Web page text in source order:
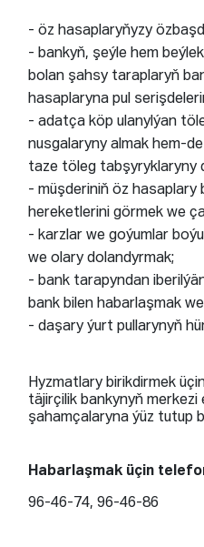
- öz hasaplaryňyzy
- bankyň, şeýle hem
bolan şahsy taraplaryň
hasaplaryna pul
- adatça köp ulanylýan
nusgalaryny almak hem-
taze töleg tabşyryklaryny
- müşderiniň öz hasaplary
hereketlerini görmek we
- karzlar we goýumlar
we olary dolandyrmak;
- bank tarapyndan
bank bilen habarlaşmak
- daşary ýurt pullarynyň
Hyzmatlary birikdirmek
täjirçilik bankynyň
şahamçalaryna ýüz tutup
Habarlaşmak üçin
96-46-74, 96-46-86